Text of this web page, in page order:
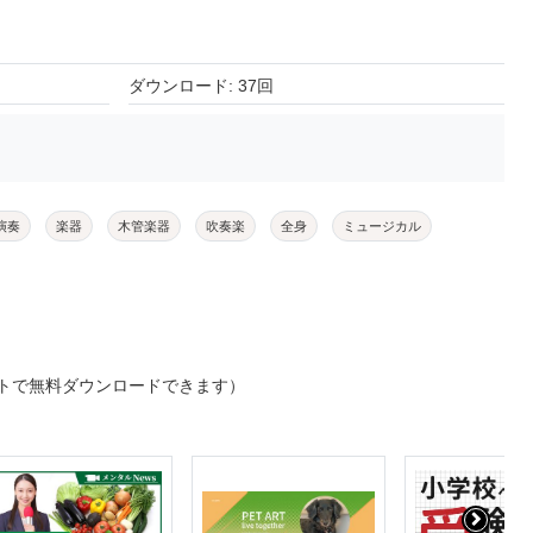
ダウンロード: 37回
奏 楽器 木管楽器 吹奏楽 全身 ミュージカル
で無料ダウンロードできます）